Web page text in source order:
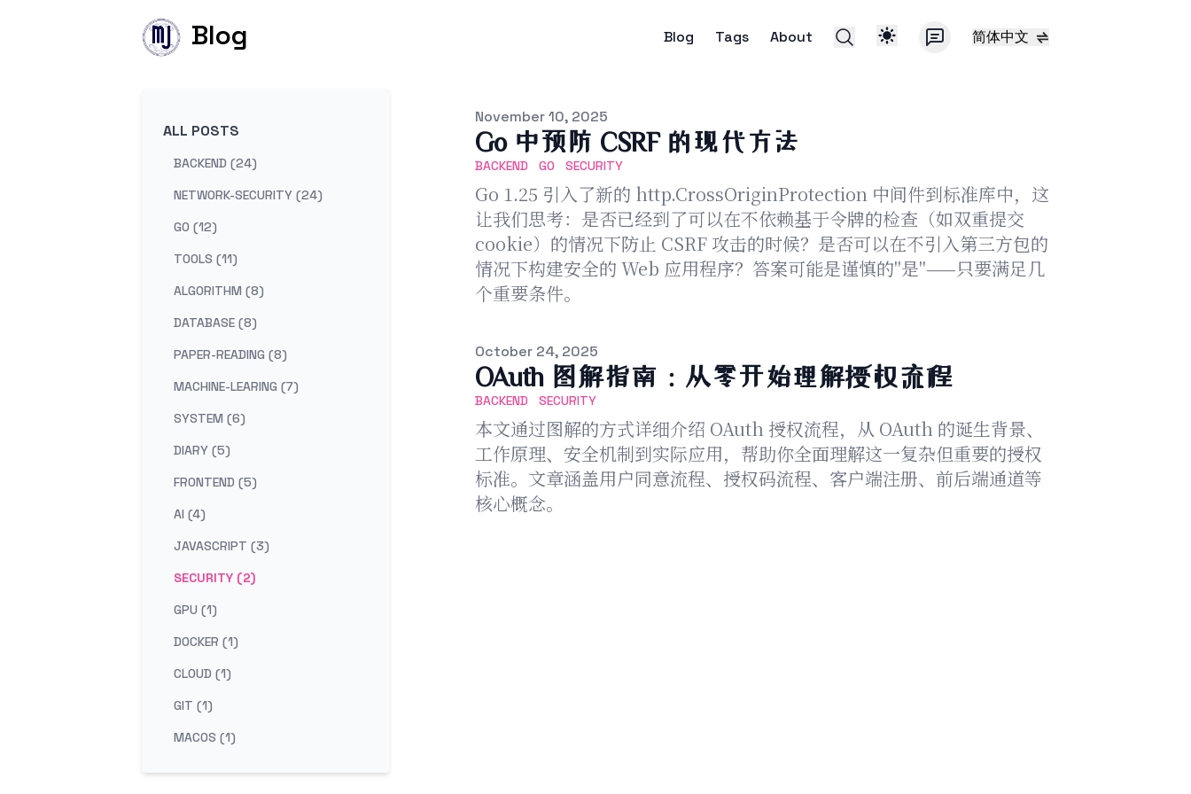
Blog Blog Tags About 简体中文
ALL POSTS
BACKEND (24)
NETWORK-SECURITY (24)
GO (12)
TOOLS (11)
ALGORITHM (8)
DATABASE (8)
PAPER-READING (8)
MACHINE-LEARING (7)
SYSTEM (6)
DIARY (5)
FRONTEND (5)
AI (4)
JAVASCRIPT (3)
SECURITY (2)
GPU (1)
DOCKER (1)
CLOUD (1)
GIT (1)
MACOS (1)
Published on
November 10, 2025
Go 中预防 CSRF 的现代方法
BACKEND GO SECURITY
Go 1.25 引入了新的 http.CrossOriginProtection 中间件到标准库中，这
让我们思考：是否已经到了可以在不依赖基于令牌的检查（如双重提交
cookie）的情况下防止 CSRF 攻击的时候？是否可以在不引入第三方包的
情况下构建安全的 Web 应用程序？答案可能是谨慎的"是"——只要满足几
个重要条件。
Published on
October 24, 2025
OAuth 图解指南：从零开始理解授权流程
BACKEND SECURITY
本文通过图解的方式详细介绍 OAuth 授权流程，从 OAuth 的诞生背景、
工作原理、安全机制到实际应用，帮助你全面理解这一复杂但重要的授权
标准。文章涵盖用户同意流程、授权码流程、客户端注册、前后端通道等
核心概念。